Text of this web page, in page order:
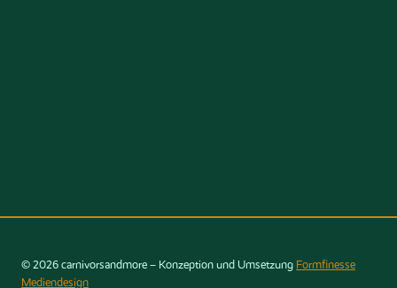
© 2026 carnivorsandmore – Konzeption und Umsetzung Formfinesse
Mediendesign